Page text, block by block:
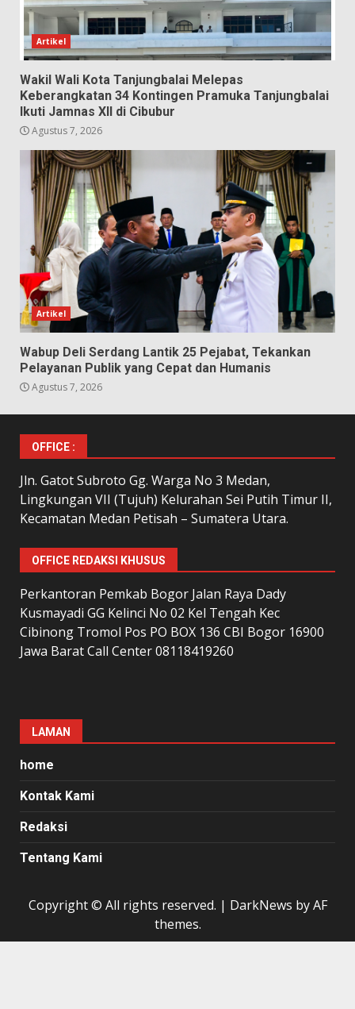
Artikel
Wakil Wali Kota Tanjungbalai Melepas
Keberangkatan 34 Kontingen Pramuka Tanjungbalai
Ikuti Jamnas XII di Cibubur
Agustus 7, 2026
Artikel
Wabup Deli Serdang Lantik 25 Pejabat, Tekankan
Pelayanan Publik yang Cepat dan Humanis
Agustus 7, 2026
OFFICE :
Jln. Gatot Subroto Gg. Warga No 3 Medan,
Lingkungan VII (Tujuh) Kelurahan Sei Putih Timur II,
Kecamatan Medan Petisah – Sumatera Utara.
OFFICE REDAKSI KHUSUS
Perkantoran Pemkab Bogor Jalan Raya Dady
Kusmayadi GG Kelinci No 02 Kel Tengah Kec
Cibinong Tromol Pos PO BOX 136 CBI Bogor 16900
Jawa Barat Call Center 08118419260
LAMAN
home
Kontak Kami
Redaksi
Tentang Kami
Copyright © All rights reserved. | DarkNews by AF
themes.